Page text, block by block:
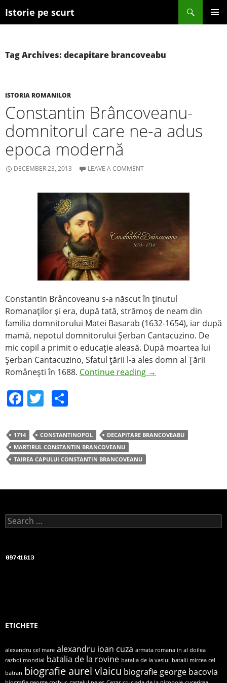
Istorie pe scurt
Search
SKIP TO CONTENT
Tag Archives: decapitare brancoveabu
ISTORIA ROMANILOR
Constantin Brâncoveanu-
domnitorul care ne-a adus
epoca modernă
DECEMBER 23, 2013 LEAVE A COMMENT
Constantin Brâncoveanu s-a născut în ţinutul
Romanaţilor şi era, după tată, strămoş de neam din
familia domnitorului Matei Basarab (1632-1654), iar după
mamă, nepotul domnitorului Şerban Cantacuzino. De
mic copil a primit o educaţie aleasă. După moartea lui
Şerban Cantacuzino, Sfatul ţării l-a ales domn al Ţării
Româneşti în 1688. Continue reading →
F
c
e
b
o
k
T
itt
er
ar
e
1714 CONSTANTINOPOL
DECAPITARE BRANCOVEABU
MARTIRUL CONSTANTIN BRANCOVEANU
TAIREA CAPULUI CONSTANTIN BRANCOVEANU
Search for:
ETICHETE
alexandru cel mare alexandru ioan cuza armata romana in al doilea
razboi mondial batalia de la rovine batalia de la vaslui batalii mircea cel
batran biografie aurel vlaicu biografie george bacovia